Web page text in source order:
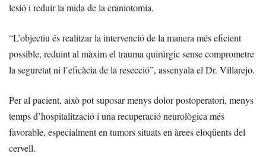
lesió i reduir la mida de la craniotomia.
“L’objectiu és realitzar la intervenció de la manera més eficient
possible, reduint al màxim el trauma quirúrgic sense comprometre
la seguretat ni l’eficàcia de la resecció”, assenyala el Dr. Villarejo.
Per al pacient, això pot suposar menys dolor postoperatori, menys
temps d’hospitalització i una recuperació neurològica més
favorable, especialment en tumors situats en àrees eloqüents del
cervell.